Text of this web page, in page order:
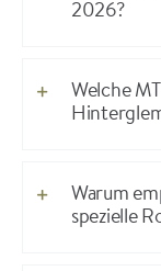
2026?
Welche
Warum
spezielle